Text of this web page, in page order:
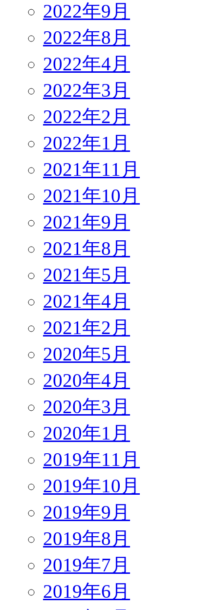
2022年9月
2022年8月
2022年4月
2022年3月
2022年2月
2022年1月
2021年11月
2021年10月
2021年9月
2021年8月
2021年5月
2021年4月
2021年2月
2020年5月
2020年4月
2020年3月
2020年1月
2019年11月
2019年10月
2019年9月
2019年8月
2019年7月
2019年6月